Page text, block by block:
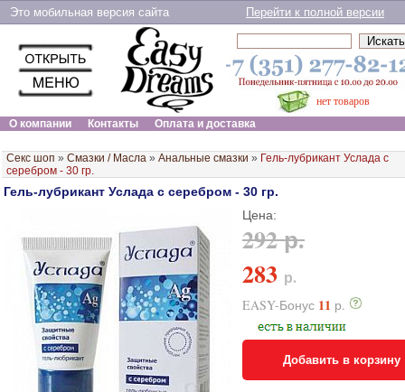
Это мобильная версия сайта Перейти к полной версии
нет товаров
О компании
Контакты Оплата и доставка
Секс шоп » Смазки / Масла » Анальные смазки » Гель-лубрикант Услада с
серебром - 30 гр.
Гель-лубрикант Услада с серебром - 30 гр.
Цена:
292 р.
283 р.
EASY-Бонус 11 р.
Добавить в корзину